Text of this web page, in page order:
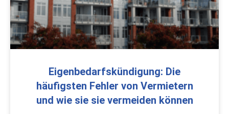
Eigenbedarfskündigung: Die
häufigsten Fehler von Vermietern
und wie sie sie vermeiden können